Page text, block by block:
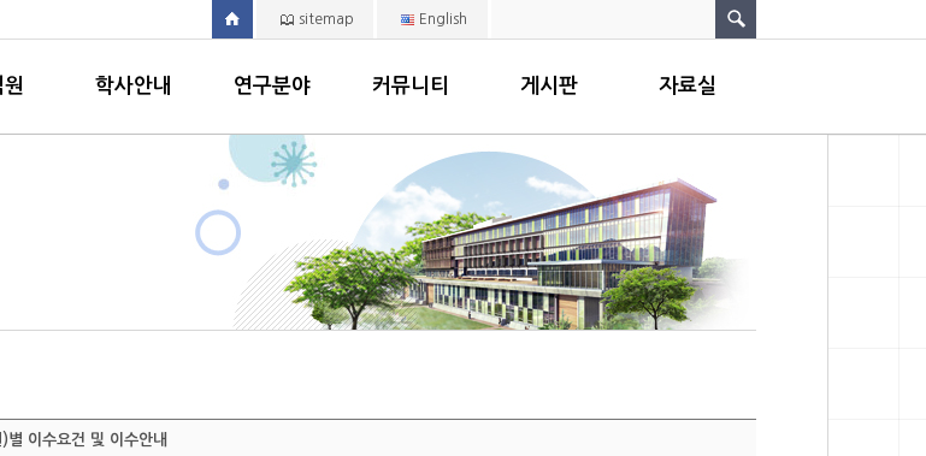
sitemap English
학사안내 연구분야 커뮤니티 게시판 자료실
별 이수요건 및 이수안내